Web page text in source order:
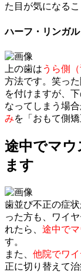
た目が気になるこ
ハーフ・リンガ
上の歯は うら側（
方法です。笑っ
を付けますが、
なってしまう場
みを「おもて側
途中でマウ
ます
歯並び不正の症
った方も、ワイ
れたら、 途中で
す。
また、 他院でワ
正に切り替えて